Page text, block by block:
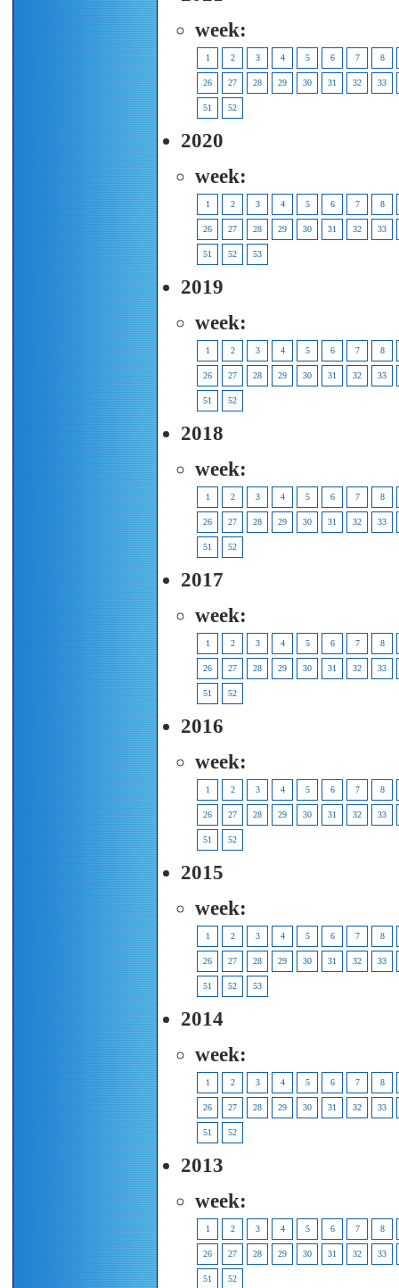
week:
1 2 3 4 5 6 7 8
26 27 28 29 30 31 32 33
51 52
2020
week:
1 2 3 4 5 6 7 8
26 27 28 29 30 31 32 33
51 52 53
2019
week:
1 2 3 4 5 6 7 8
26 27 28 29 30 31 32 33
51 52
2018
week:
1 2 3 4 5 6 7 8
26 27 28 29 30 31 32 33
51 52
2017
week:
1 2 3 4 5 6 7 8
26 27 28 29 30 31 32 33
51 52
2016
week:
1 2 3 4 5 6 7 8
26 27 28 29 30 31 32 33
51 52
2015
week:
1 2 3 4 5 6 7 8
26 27 28 29 30 31 32 33
51 52 53
2014
week:
1 2 3 4 5 6 7 8
26 27 28 29 30 31 32 33
51 52
2013
week:
1 2 3 4 5 6 7 8
26 27 28 29 30 31 32 33
51 52